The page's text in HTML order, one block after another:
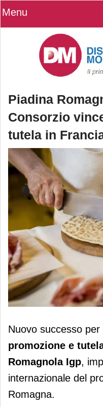
Menu
Piadina
Consorzio
tutela in
Piadina
vince una
Nuovo successo per
promozione e
Romagnola Igp,
internazionale del
Romagna.